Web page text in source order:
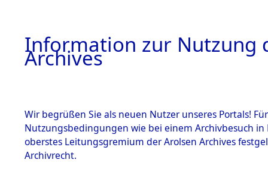
Information zur Nutzung
Archives
Wir begrüßen Sie als neuen Nutzer unseres Portals!
Nutzungsbedingungen wie bei einem Archivbesuch
oberstes Leitungsgremium der Arolsen Archives
Archivrecht.